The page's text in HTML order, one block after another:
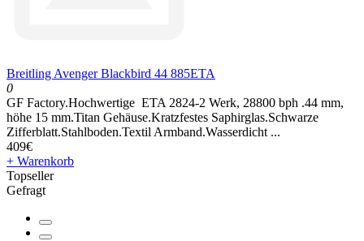
Breitling Avenger Blackbird 44 885ETA
0
GF Factory.Hochwertige ETA 2824-2 Werk, 28800 bph .44 mm,
höhe 15 mm.Titan Gehäuse.Kratzfestes Saphirglas.Schwarze
Zifferblatt.Stahlboden.Textil Armband.Wasserdicht ...
409€
+ Warenkorb
Topseller
Gefragt